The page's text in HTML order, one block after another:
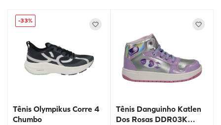
-33%
Tênis Olympikus Corre 4
Chumbo
Tênis Danguinho Katlen
Dos Rosas DDR03K